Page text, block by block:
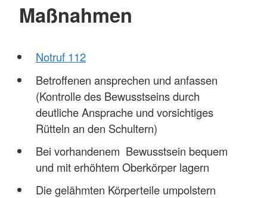
Maßnahmen
Notruf 112
Betroffenen ansprechen und anfassen
(Kontrolle des Bewusstseins durch
deutliche Ansprache und vorsichtiges
Rütteln an den Schultern)
Bei vorhandenem Bewusstsein bequem
und mit erhöhtem Oberkörper lagern
Die gelähmten Körperteile umpolstern